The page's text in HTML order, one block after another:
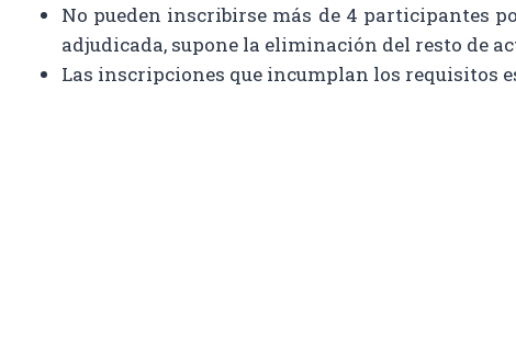
No pueden inscribirse más de 4 participantes
adjudicada, supone la eliminación del resto de
Las inscripciones que incumplan los requisitos